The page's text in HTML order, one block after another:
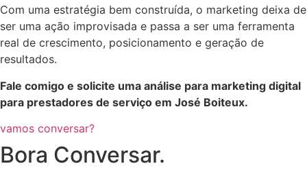
Com uma estratégia bem construída, o marketing deixa de
ser uma ação improvisada e passa a ser uma ferramenta
real de crescimento, posicionamento e geração de
resultados.
Fale comigo e solicite uma análise para marketing digital
para prestadores de serviço em José Boiteux.
vamos conversar?
Bora Conversar.